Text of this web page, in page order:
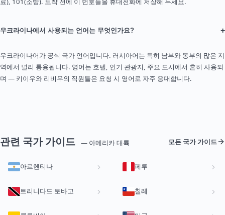
우크라이나에서 사용되는 언어는 무엇인가요? +
우크라이나어가 공식 국가 언어입니다. 러시아어는 특히 남부와 동부의 많은 지
역에서 널리 통용됩니다. 영어는 호텔, 인기 관광지, 주요 도시에서 흔히 사용되
며 — 키이우와 리비우의 직원들은 요청 시 영어로 자주 응대합니다.
관련 국가 가이드 — 아메리카 대륙 모든 국가 가이드
아르헨티나 페루
트리니다드 토바고 칠레